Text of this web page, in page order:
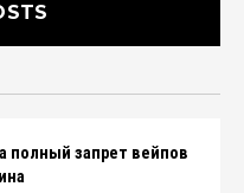
полный запрет вейпов